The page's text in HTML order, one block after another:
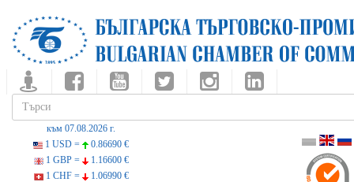
към 07.08.2026 г.
1 USD =
0.86690 €
1 GBP =
1.16600 €
1 CHF =
1.06990 €